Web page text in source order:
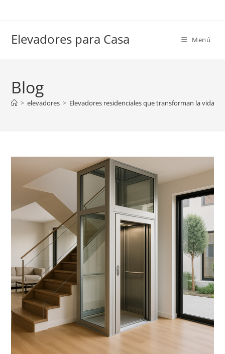
Elevadores para Casa Menú
Blog
> elevadores > Elevadores residenciales que transforman la vida